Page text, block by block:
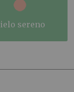
cielo sereno